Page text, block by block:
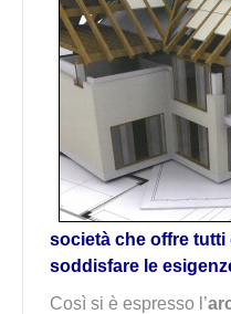
società che offre
soddisfare le
Così si è espresso l’